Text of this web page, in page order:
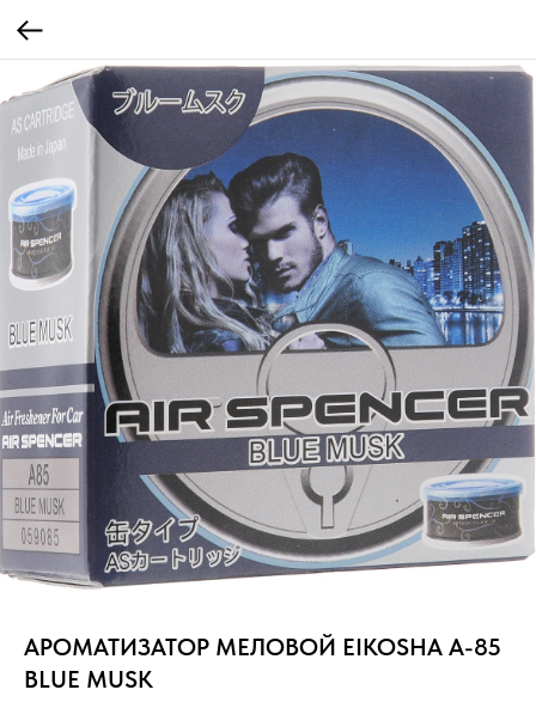
АРОМАТИЗАТОР МЕЛОВОЙ EIKOSHA A-85
BLUE MUSK